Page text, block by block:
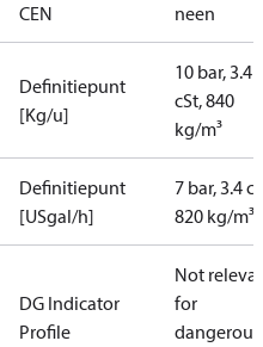
CEN neen
Definitiepunt
[Kg/u]
10 bar, 3.4
cSt, 840
kg/m³
Definitiepunt
[USgal/h]
7 bar, 3.4 cSt,
820 kg/m³
DG Indicator
Profile
Not relevant
for
dangerous